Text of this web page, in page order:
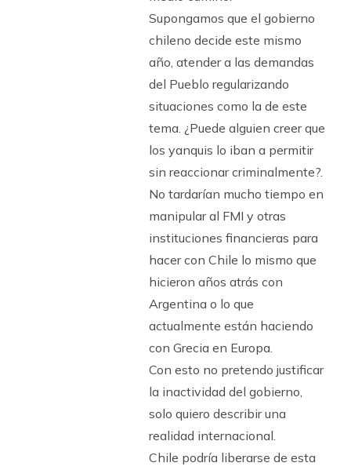
Supongamos que el gobierno
chileno decide este mismo
año, atender a las demandas
del Pueblo regularizando
situaciones como la de este
tema. ¿Puede alguien creer que
los yanquis lo iban a permitir
sin reaccionar criminalmente?.
No tardarían mucho tiempo en
manipular al FMI y otras
instituciones financieras para
hacer con Chile lo mismo que
hicieron años atrás con
Argentina o lo que
actualmente están haciendo
con Grecia en Europa.
Con esto no pretendo justificar
la inactividad del gobierno,
solo quiero describir una
realidad internacional.
Chile podría liberarse de esta